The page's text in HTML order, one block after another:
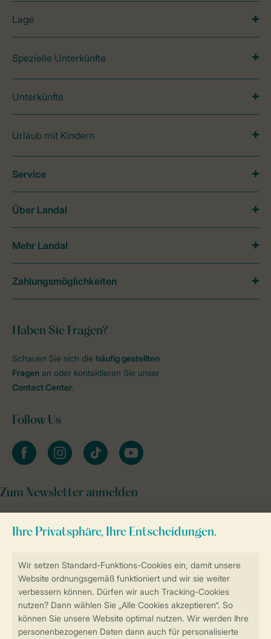
Sicher und schnell zur Online-Buchung
Sichere Datenübertragung
Lage
Spezielle Unterkünfte
Unterkünfte
Urlaub mit Kindern
Haben Sie Fragen?
Schauen Sie sich die häufig gestellten
Fragen an oder kontaktieren Sie unser
Contact Center.
Follow Us
facebookinstagramtiktok youtube
Zum Newsletter anmelden
Service
Über Landal
Mehr Landal
Zahlungsmöglichkeiten